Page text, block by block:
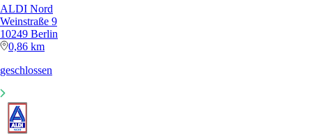
ALDI Nord
Weinstraße 9
10249 Berlin
0,86 km
geschlossen